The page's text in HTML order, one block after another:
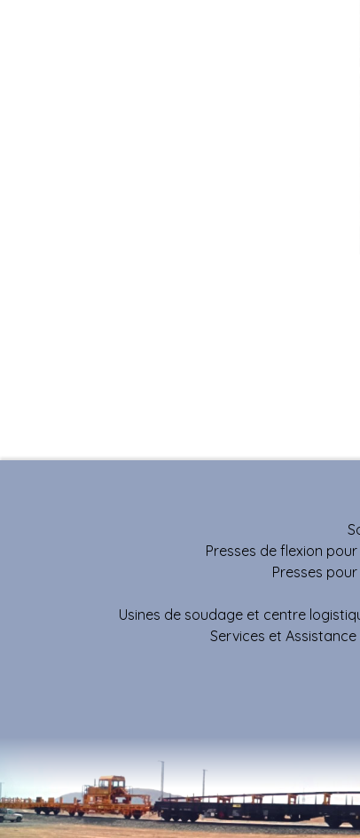
Presses de flexion
Presses
Usines de soudage et centre
Services et